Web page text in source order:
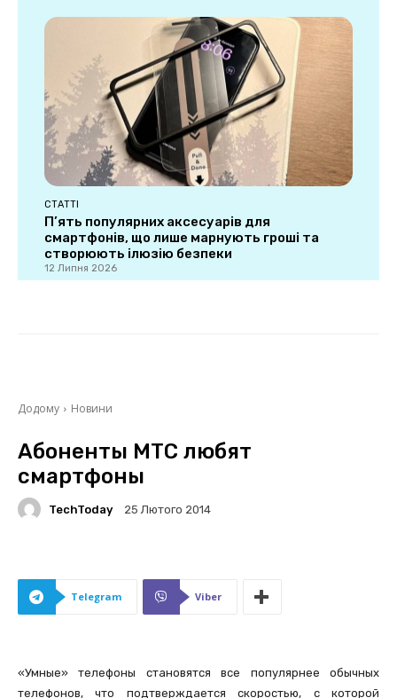
СТАТТІ
П’ять популярних аксесуарів для
смартфонів, що лише марнують гроші та
створюють ілюзію безпеки
12 Липня 2026